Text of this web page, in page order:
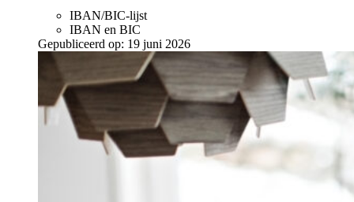
IBAN/BIC-lijst
IBAN en BIC
Gepubliceerd op: 19 juni 2026